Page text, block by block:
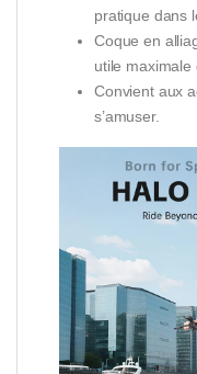
pratique dans
Coque en
utile maximale
Convient aux
s’amuser.